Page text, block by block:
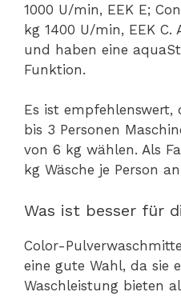
1000 U/min, EEK E;
kg 1400 U/min, EEK
und haben eine
Funktion.
Es ist empfehlenswert,
bis 3 Personen
von 6 kg wählen. Als
kg Wäsche je Person
Was ist besser für
Color-
eine gute Wahl, da sie
Waschleistung bieten